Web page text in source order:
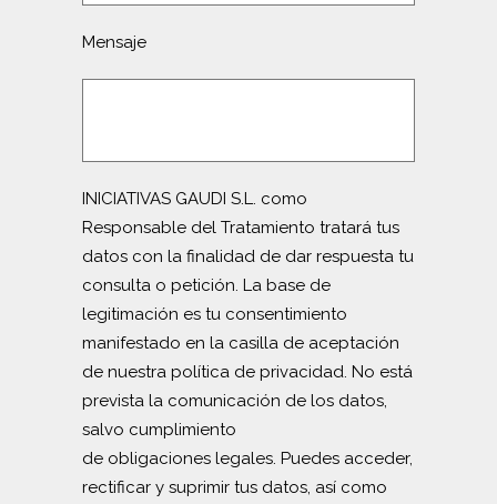
Mensaje
INICIATIVAS GAUDI S.L. como
Responsable del Tratamiento tratará tus
datos con la finalidad de dar respuesta tu
consulta o petición. La base de
legitimación es tu consentimiento
manifestado en la casilla de aceptación
de nuestra política de privacidad. No está
prevista la comunicación de los datos,
salvo cumplimiento
de obligaciones legales. Puedes acceder,
rectificar y suprimir tus datos, así como